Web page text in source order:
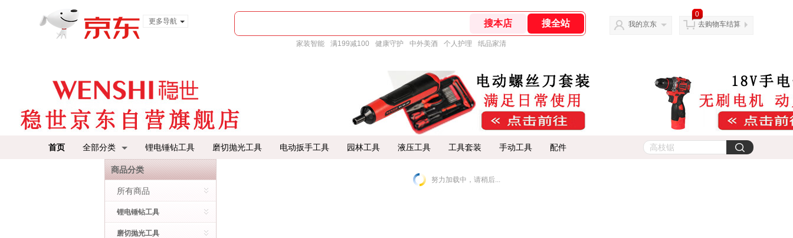
更多导航
家装智能 满199减100 健康守护 中外美酒 个人护理 纸品家清
我的京东
0
去购物车结算
首页 全部分类 锂电锤钻工具 磨切抛光工具 电动扳手工具 园林工具 液压工具 工具套装 手动工具 配件
商品分类
所有商品
锂电锤钻工具
磨切抛光工具
努力加载中，请稍后...